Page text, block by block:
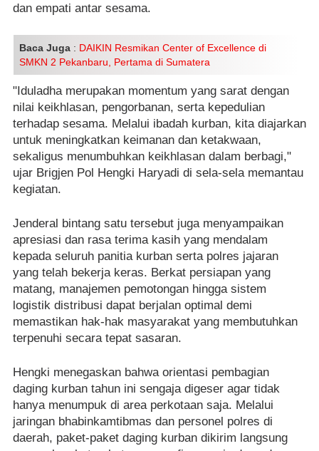
dan empati antar sesama.
Baca Juga : DAIKIN Resmikan Center of Excellence di
SMKN 2 Pekanbaru, Pertama di Sumatera
"Iduladha merupakan momentum yang sarat dengan
nilai keikhlasan, pengorbanan, serta kepedulian
terhadap sesama. Melalui ibadah kurban, kita diajarkan
untuk meningkatkan keimanan dan ketakwaan,
sekaligus menumbuhkan keikhlasan dalam berbagi,"
ujar Brigjen Pol Hengki Haryadi di sela-sela memantau
kegiatan.
Jenderal bintang satu tersebut juga menyampaikan
apresiasi dan rasa terima kasih yang mendalam
kepada seluruh panitia kurban serta polres jajaran
yang telah bekerja keras. Berkat persiapan yang
matang, manajemen pemotongan hingga sistem
logistik distribusi dapat berjalan optimal demi
memastikan hak-hak masyarakat yang membutuhkan
terpenuhi secara tepat sasaran.
Hengki menegaskan bahwa orientasi pembagian
daging kurban tahun ini sengaja digeser agar tidak
hanya menumpuk di area perkotaan saja. Melalui
jaringan bhabinkamtibmas dan personel polres di
daerah, paket-paket daging kurban dikirim langsung